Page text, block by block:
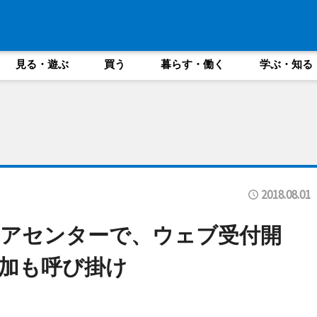
見る・遊ぶ 買う 暮らす・働く 学ぶ・知る
2018.08.01
センターで、ウェブ受付開
も呼び掛け